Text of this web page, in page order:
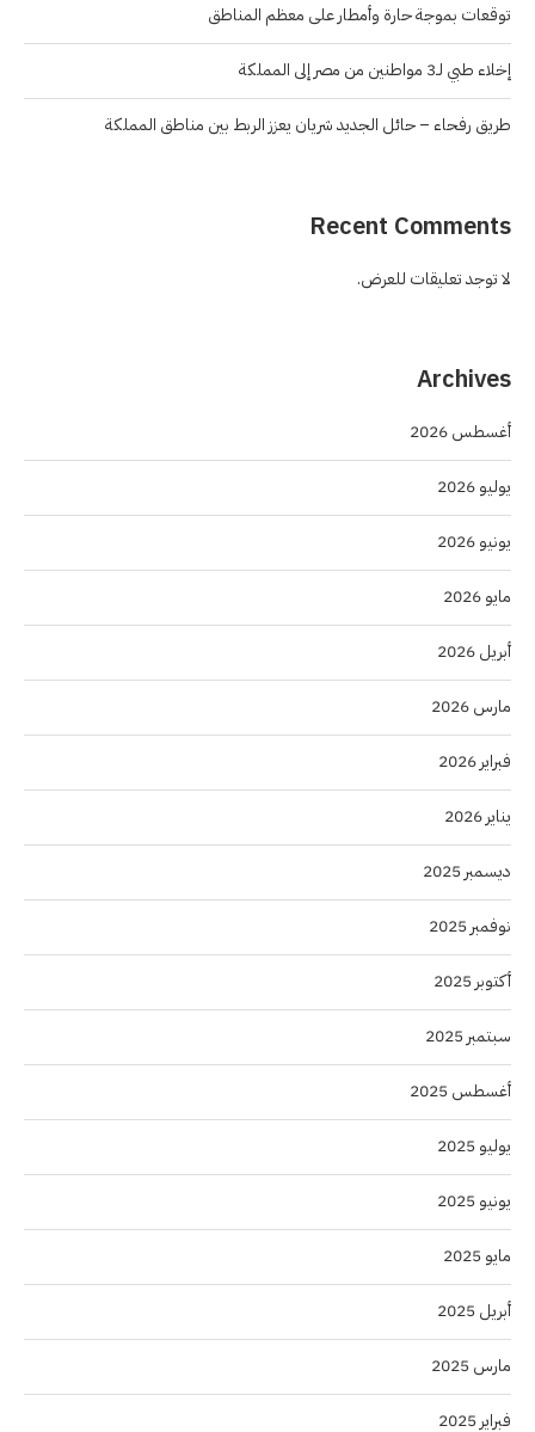
توقعات بموجة حارة وأمطار على معظم المناطق
إخلاء طبي لـ3 مواطنين من مصر إلى المملكة
طريق رفحاء – حائل الجديد شريان يعزز الربط بين مناطق المملكة
Recent Comments
لا توجد تعليقات للعرض.
Archives
أغسطس 2026
يوليو 2026
يونيو 2026
مايو 2026
أبريل 2026
مارس 2026
فبراير 2026
يناير 2026
ديسمبر 2025
نوفمبر 2025
أكتوبر 2025
سبتمبر 2025
أغسطس 2025
يوليو 2025
يونيو 2025
مايو 2025
أبريل 2025
مارس 2025
فبراير 2025